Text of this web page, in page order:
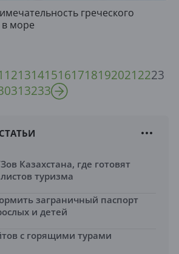
греческого
в море
121314151617181920212223
313233
Казахстана, где готовят
туризма
заграничный паспорт
и детей
с горящими турами